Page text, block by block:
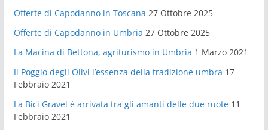
Offerte di Capodanno in Toscana 27 Ottobre 2025
Offerte di Capodanno in Umbria 27 Ottobre 2025
La Macina di Bettona, agriturismo in Umbria 1 Marzo 2021
Il Poggio degli Olivi l’essenza della tradizione umbra 17
Febbraio 2021
La Bici Gravel è arrivata tra gli amanti delle due ruote 11
Febbraio 2021